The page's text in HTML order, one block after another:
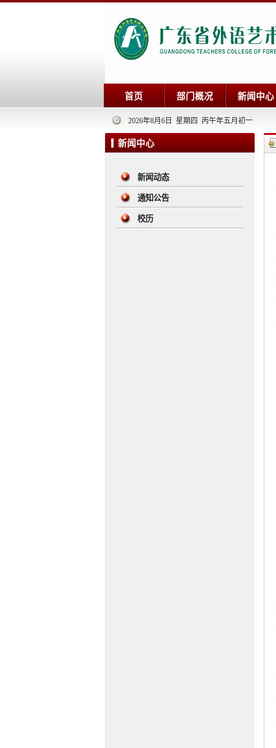
首页 部门概况 新闻中心
2026年8月6日 星期四 丙午年五月初一
新闻中心
新闻动态
通知公告
校历